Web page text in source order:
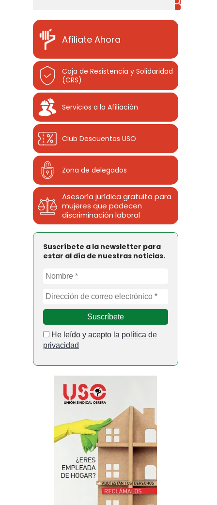
Afíliate Ahora
Caja de Resistencia y Solidaridad
(CRS)
Servicios a la Afiliación
Club Descuentos USO
Zona de delegados
Asesoría jurídica gratuita para
mujeres que padecen
discriminación laboral
Suscríbete a la newsletter para
estar al día de nuestras noticias.
He leído y acepto la política de
privacidad